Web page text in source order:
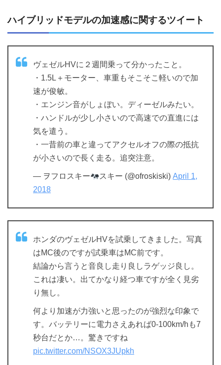
ハイブリッドモデルの加速感に関するツイート
ヴェゼルHVに２週間乗って分かったこと。
・1.5L＋モーター、車重もそこそこ軽いので加
速が俊敏。
・エンジン音がしょぼい。ディーゼルみたい。
・ハンドルが少し小さいので高速での直進には
気を遣う。
・一昔前の車と違ってアクセルオフの際の抵抗
が小さいので長く走る。追突注意。
— ヲフロスキー スキー (@ofroskiski)April 1,
2018
ホンダのヴェゼルHVを試乗してきました。写真
はMC後のですが試乗車はMC前です。
結論から言うと音良し走り良しラゲッジ良し。
これは凄い。出てかなり経つ車ですが全く見劣
り無し。
何より加速が力強いと思ったのが強烈な印象で
す。バッテリーに電力さえあれば0-100km/hも7
秒台だとか…。驚きですね
pic.twitter.com/NSOX3JUpkh